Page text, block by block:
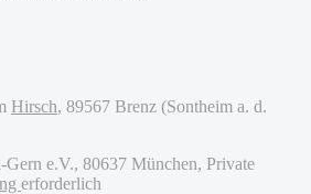
Hirsch, 89567 Brenz (Sontheim a. d.
e.V., 80637 München, Private
erforderlich